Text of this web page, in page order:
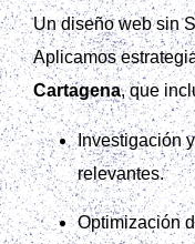
Un diseño web sin
Aplicamos
Cartagena, que
Investigación
relevantes.
Optimización